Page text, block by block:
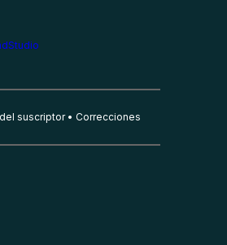
suscriptor Correcciones